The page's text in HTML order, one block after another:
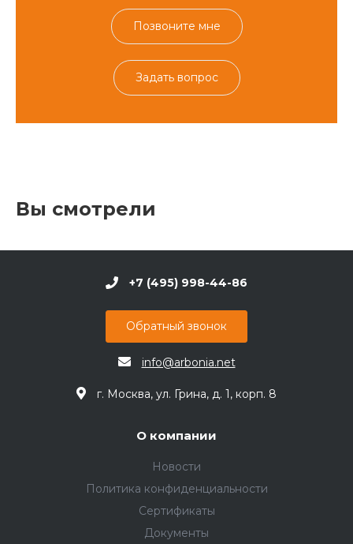
Позвоните мне
Задать вопрос
Вы смотрели
+7 (495) 998-44-86
Обратный звонок
info@arbonia.net
г. Москва, ул. Грина, д. 1, корп. 8
О компании
Новости
Политика конфиденциальности
Сертификаты
Документы